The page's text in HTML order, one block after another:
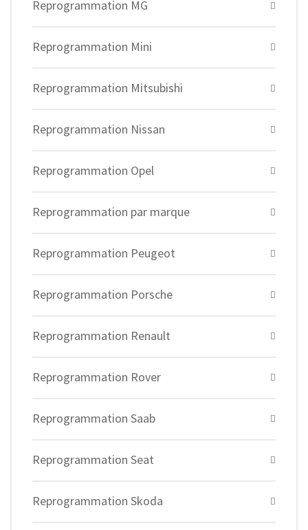
Reprogrammation MG
Reprogrammation Mini
Reprogrammation Mitsubishi
Reprogrammation Nissan
Reprogrammation Opel
Reprogrammation par marque
Reprogrammation Peugeot
Reprogrammation Porsche
Reprogrammation Renault
Reprogrammation Rover
Reprogrammation Saab
Reprogrammation Seat
Reprogrammation Skoda